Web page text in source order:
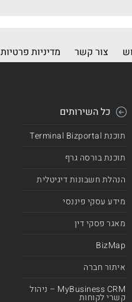
צור קשר מדיניות פרטיות
כל השירותים
תוכנת Terminal Bizportal
תוכנת בורסה גרף
הנהלת חשבונות דיגיטלית
מידע עסקי פיננסי
מאגר פסקי דין
BizMap
איתור חברה
MyBusiness CRM – ניהול
קשרי לקוחות